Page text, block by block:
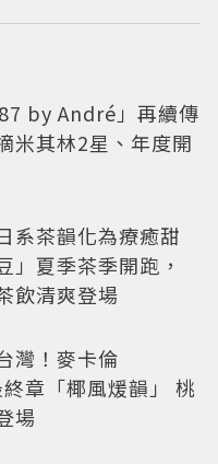
闆
by André」再續傳
米其林2星、年度開
系茶韻化為療癒甜
」夏季茶季開跑，
飲清爽登場
灣！麥卡倫
章「椰風煖韻」 桃
場